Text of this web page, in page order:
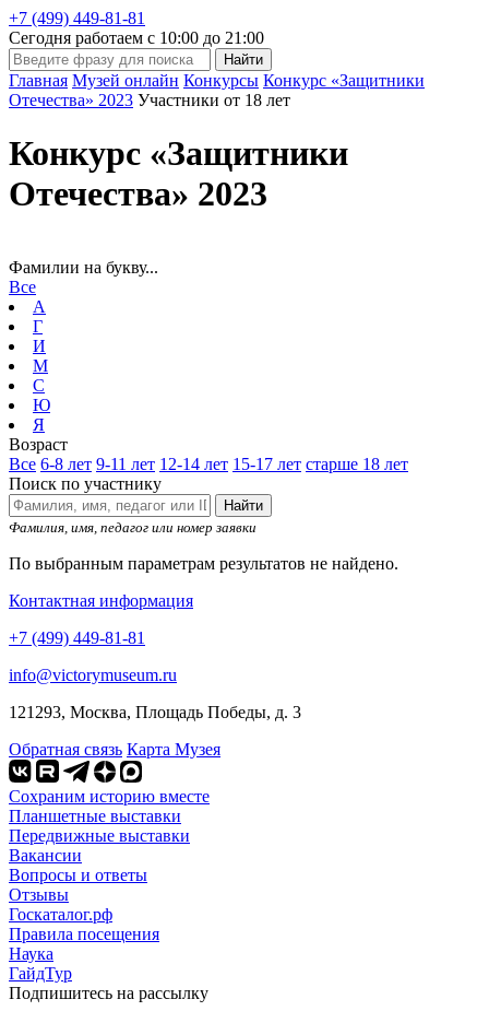
+7 (499) 449-81-81
Сегодня работаем с 10:00 до 21:00
Главная Музей онлайн Конкурсы Конкурс «Защитники
Отечества» 2023 Участники от 18 лет
Конкурс «Защитники
Отечества» 2023
Фамилии на букву...
Все
А
Г
И
М
С
Ю
Я
Возраст
Все 6-8 лет 9-11 лет 12-14 лет 15-17 лет старше 18 лет
Поиск по участнику
Найти
Фамилия, имя, педагог или номер заявки
По выбранным параметрам результатов не найдено.
Контактная информация
+7 (499) 449-81-81
info@victorymuseum.ru
121293, Москва, Площадь Победы, д. 3
Обратная связь Карта Музея
Сохраним историю вместе
Планшетные выставки
Передвижные выставки
Вакансии
Вопросы и ответы
Отзывы
Госкаталог.рф
Правила посещения
Наука
ГайдТур
Подпишитесь на рассылку